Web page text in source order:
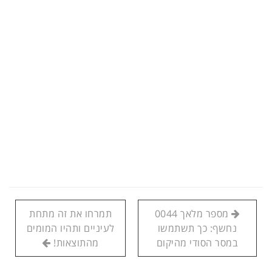
מספר מלאך 0044
נחשף: כך תשתמשו
במסר הסודי מהיקום
תמרחו את זה מתחת
לעיניים ותהיו המומים
מהתוצאות!